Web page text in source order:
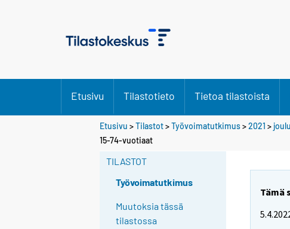
Etusivu Tilastotieto Tietoa tilastoista
Etusivu >Tilastot>Työvoimatutkimus>2021 >
15-74-vuotiaat
TILASTOT
Työvoimatutkimus
Muutoksia tässä
tilastossa
Tämä